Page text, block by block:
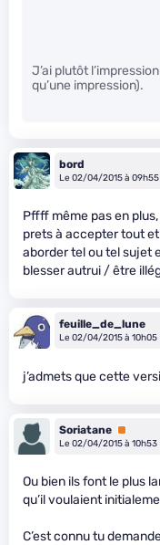
J’ai plutôt
qu’une impression).
bord
Le 02/04/2015 à 09h55
Pffff même pas en
prets à accepter tout et
aborder tel ou tel sujet
blesser autrui / être
feuille_de_lune
Le 02/04/2015 à 10h05
j’admets que cette
Soriatane Premium
Le 02/04/2015 à 10h53
Ou bien ils font le plus
qu’il voulaient
C’est connu tu